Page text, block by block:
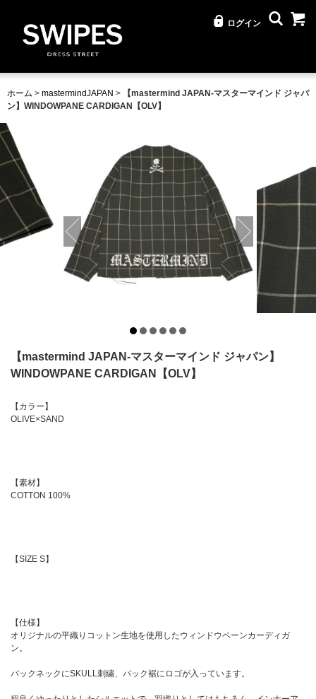
ログイン
ホーム > mastermindJAPAN >
【mastermind JAPAN-マスターマインド ジャパ
ン】WINDOWPANE CARDIGAN【OLV】
【mastermind JAPAN-マスターマインド ジャパン】
WINDOWPANE CARDIGAN【OLV】
【カラー】
OLIVE×SAND
【素材】
COTTON 100%
【SIZE S】
【仕様】
オリジナルの平織りコットン生地を使用したウィンドウペーンカーディガ
ン。
バックネックにSKULL刺繍、バック裾にロゴが入っています。